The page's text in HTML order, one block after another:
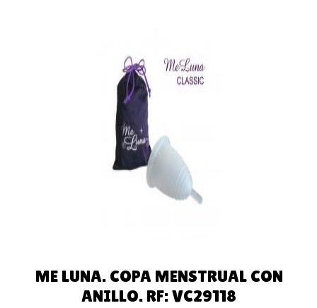
AL
CARRITO
ME LUNA. COPA MENSTRUAL CON
ANILLO. RF: VC29118